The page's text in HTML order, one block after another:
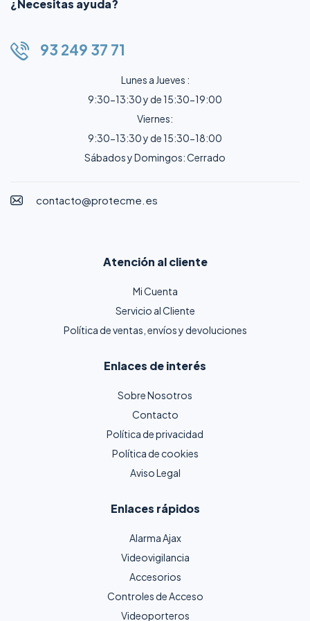
¿Necesitas ayuda?
93 249 37 71
Lunes a Jueves :
9:30-13:30 y de 15:30-19:00
Viernes:
9:30-13:30 y de 15:30-18:00
Sábados y Domingos: Cerrado
contacto@protecme.es
Atención al cliente
Mi Cuenta
Servicio al Cliente
Política de ventas, envíos y devoluciones
Enlaces de interés
Sobre Nosotros
Contacto
Política de privacidad
Política de cookies
Aviso Legal
Enlaces rápidos
Alarma Ajax
Videovigilancia
Accesorios
Controles de Acceso
Videoporteros